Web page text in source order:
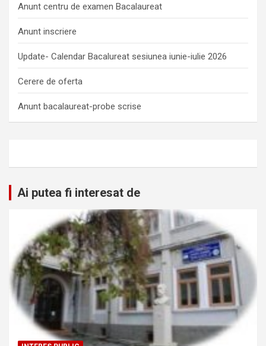
Anunt centru de examen Bacalaureat
Anunt inscriere
Update- Calendar Bacalureat sesiunea iunie-iulie 2026
Cerere de oferta
Anunt bacalaureat-probe scrise
Ai putea fi interesat de